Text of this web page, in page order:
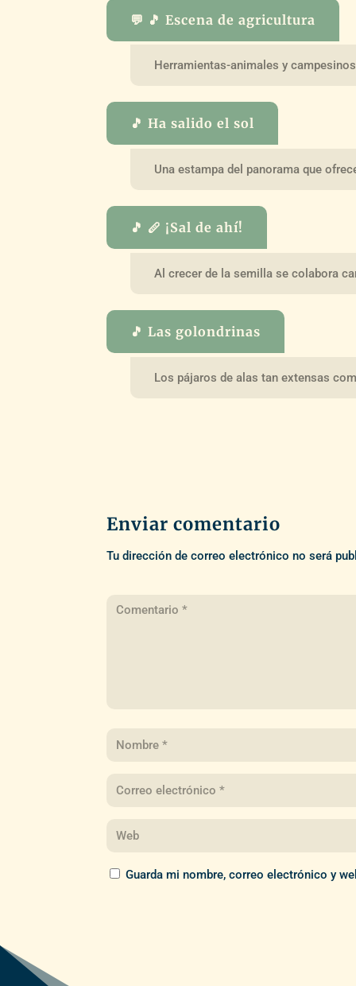
💬 🎵 Escena de agricultura
Herramientas-animales y
🎵 Ha salido el sol
Una estampa del panorama que
🎵 🪈 ¡Sal de ahí!
Al crecer de la semilla se colabora
🎵 Las golondrinas
Los pájaros de alas tan extensas
Enviar comentario
Tu dirección de correo electrónico no será
Guarda mi nombre, correo electrónico y